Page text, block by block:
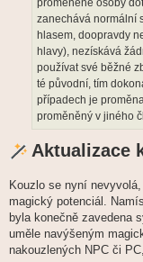
proměněné osoby
zanechává normální
hlasem, doopravdy
hlavy), nezískává
používat své běžné
té původní, tím
případech je
proměněný v jiného
Aktualizace
Kouzlo se nyní
magický potenciál.
byla konečně zavedena
uměle navýšeným
nakouzlených NPC či